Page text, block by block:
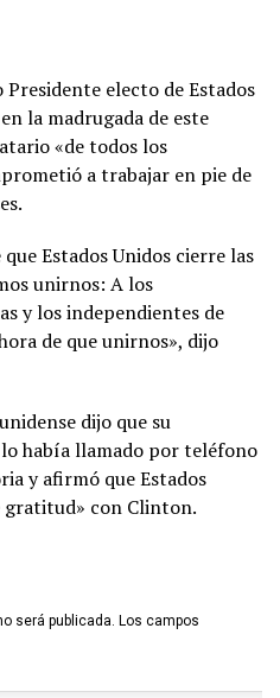
electo de Estados
la madrugada de este
«de todos los
a trabajar en pie de
Estados Unidos cierre las
unirnos: A los
y los independientes de
de que unirnos», dijo
dijo que su
había llamado por teléfono
y afirmó que Estados
gratitud» con Clinton.
será publicada. Los campos